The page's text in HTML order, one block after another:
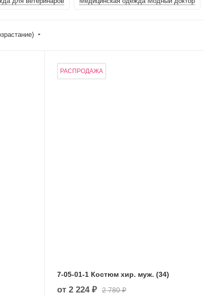
РАСПРОДАЖА
7-05-01-1 Костюм хир. муж. (34)
от 2 224 ₽ 2 780 ₽